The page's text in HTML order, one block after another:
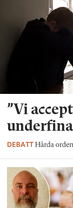
”Vi
DEBATT Hårda